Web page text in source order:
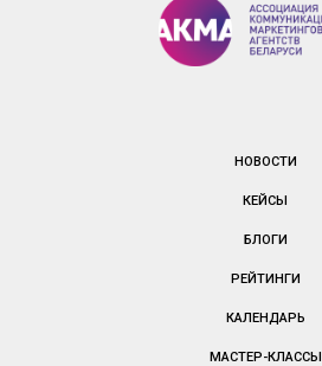
НОВОСТИ
КЕЙСЫ
БЛОГИ
РЕЙТИНГИ
КАЛЕНДАРЬ
МАСТЕР-КЛАССЫ